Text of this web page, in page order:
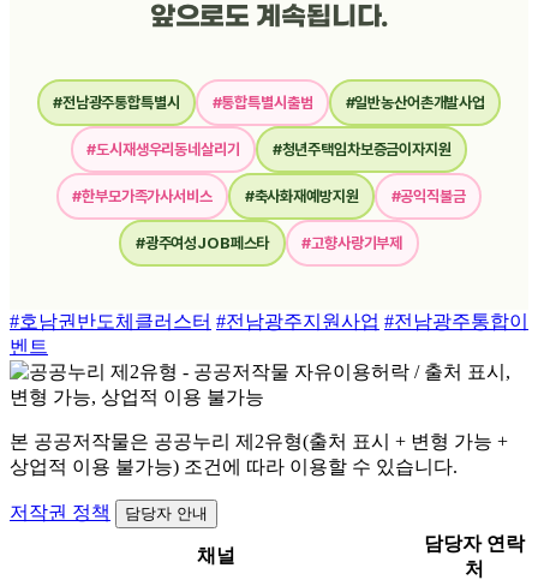
앞으로도 계속됩니다.
#전남광주통합특별시 #통합특별시출범 #일반농산어촌개발사업
#도시재생우리동네살리기 #청년주택임차보증금이자지원
#한부모가족가사서비스 #축사화재예방지원 #공익직불금
#광주여성JOB페스타 #고향사랑기부제
#호남권반도체클러스터 #전남광주지원사업 #전남광주통합이
벤트
본 공공저작물은 공공누리 제2유형(출처 표시 + 변형 가능 +
상업적 이용 불가능) 조건에 따라 이용할 수 있습니다.
저작권 정책 담당자 안내
채널
담당자 연락
처